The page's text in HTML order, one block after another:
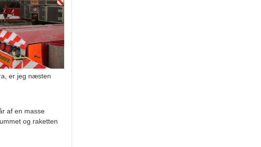
er jeg næsten
af en masse
og raketten